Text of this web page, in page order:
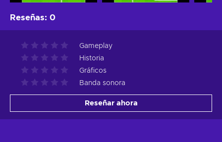
Reseñas: 0
Gameplay
Historia
Gráficos
Banda sonora
Reseñar ahora